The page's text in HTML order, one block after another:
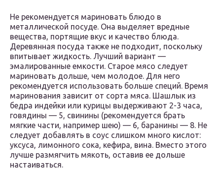
Не рекомендуется мариновать блюдо в
металлической посуде. Она выделяет вредные
вещества, портящие вкус и качество блюда.
Деревянная посуда также не подходит, поскольку
впитывает жидкость. Лучший вариант —
эмалированные емкости. Старое мясо следует
мариновать дольше, чем молодое. Для него
рекомендуется использовать больше специй. Время
маринования зависит от сорта мяса. Шашлык из
бедра индейки или курицы выдерживают 2-3 часа,
говядины — 5, свинины (рекомендуется брать
мягкие части, например шею) — 6, баранины — 8. Не
следует добавлять в соус слишком много кислот:
уксуса, лимонного сока, кефира, вина. Вместо этого
лучше размягчить мякоть, оставив ее дольше
настаиваться.